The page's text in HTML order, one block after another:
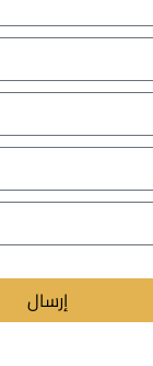
Molla
إرسال